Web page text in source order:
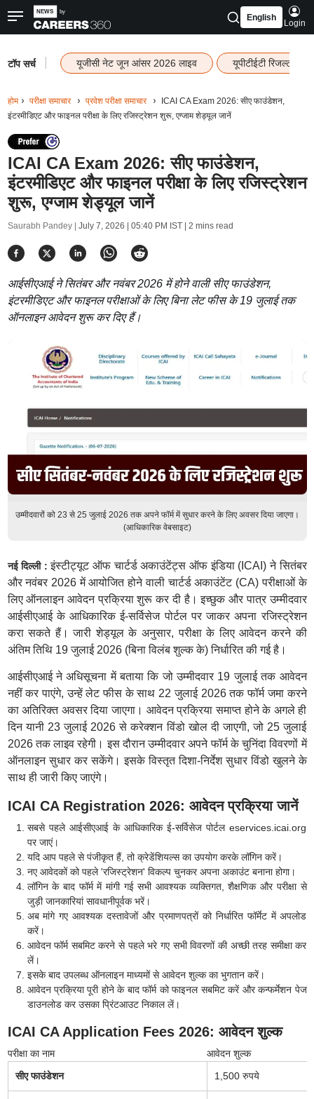
English
Login
टॉप सर्च यूजीसी नेट जून आंसर 2026 लाइव यूपीटीईटी रिजल्ट
होम परीक्षा समाचार प्रवेश परीक्षा समाचार
ICAI CA Exam 2026: सीए फाउंडेशन,
इंटरमीडिएट और फाइनल परीक्षा के लिए रजिस्ट्रेशन शुरू, एग्जाम शेड्यूल जानें
ICAI CA Exam 2026: सीए फाउंडेशन,
इंटरमीडिएट और फाइनल परीक्षा के लिए रजिस्ट्रेशन
शुरू, एग्जाम शेड्यूल जानें
Saurabh Pandey | July 7, 2026 | 05:40 PM IST| 2 mins read
आईसीएआई ने सितंबर और नवंबर 2026 में होने वाली सीए फाउंडेशन,
इंटरमीडिएट और फाइनल परीक्षाओं के लिए बिना लेट फीस के 19 जुलाई तक
ऑनलाइन आवेदन शुरू कर दिए हैं।
उम्मीदवारों को 23 से 25 जुलाई 2026 तक अपने फॉर्म में सुधार करने के लिए अवसर दिया जाएगा।
(आधिकारिक वेबसाइट)
नई दिल्ली :इंस्टीट्यूट ऑफ चार्टर्ड अकाउंटेंट्स ऑफ इंडिया (ICAI) ने सितंबर
और नवंबर 2026 में आयोजित होने वाली चार्टर्ड अकाउंटेंट (CA) परीक्षाओं के
लिए ऑनलाइन आवेदन प्रक्रिया शुरू कर दी है। इच्छुक और पात्र उम्मीदवार
आईसीएआई के आधिकारिक ई-सर्विसेज पोर्टल पर जाकर अपना रजिस्ट्रेशन
करा सकते हैं। जारी शेड्यूल के अनुसार, परीक्षा के लिए आवेदन करने की
अंतिम तिथि 19 जुलाई 2026 (बिना विलंब शुल्क के) निर्धारित की गई है।
आईसीएआई ने अधिसूचना में बताया कि जो उम्मीदवार 19 जुलाई तक आवेदन
नहीं कर पाएंगे, उन्हें लेट फीस के साथ 22 जुलाई 2026 तक फॉर्म जमा करने
का अतिरिक्त अवसर दिया जाएगा। आवेदन प्रक्रिया समाप्त होने के अगले ही
दिन यानी 23 जुलाई 2026 से करेक्शन विंडो खोल दी जाएगी, जो 25 जुलाई
2026 तक लाइव रहेगी। इस दौरान उम्मीदवार अपने फॉर्म के चुनिंदा विवरणों में
ऑनलाइन सुधार कर सकेंगे। इसके विस्तृत दिशा-निर्देश सुधार विंडो खुलने के
साथ ही जारी किए जाएंगे।
ICAI CA Registration 2026: आवेदन प्रक्रिया जानें
सबसे पहले आईसीएआई के आधिकारिक ई-सर्विसेज पोर्टल eservices.icai.org
पर जाएं।
यदि आप पहले से पंजीकृत हैं, तो क्रेडेंशियल्स का उपयोग करके लॉगिन करें।
नए आवेदकों को पहले 'रजिस्ट्रेशन' विकल्प चुनकर अपना अकाउंट बनाना होगा।
लॉगिन के बाद फॉर्म में मांगी गई सभी आवश्यक व्यक्तिगत, शैक्षणिक और परीक्षा से
जुड़ी जानकारियां सावधानीपूर्वक भरें।
अब मांगे गए आवश्यक दस्तावेजों और प्रमाणपत्रों को निर्धारित फॉर्मेट में अपलोड
करें।
आवेदन फॉर्म सबमिट करने से पहले भरे गए सभी विवरणों की अच्छी तरह समीक्षा कर
लें।
इसके बाद उपलब्ध ऑनलाइन माध्यमों से आवेदन शुल्क का भुगतान करें।
आवेदन प्रक्रिया पूरी होने के बाद फॉर्म को फाइनल सबमिट करें और कन्फर्मेशन पेज
डाउनलोड कर उसका प्रिंटआउट निकाल लें।
ICAI CA Application Fees 2026: आवेदन शुल्क
परीक्षा का नाम
आवेदन शुल्क
सीए फाउंडेशन
1,500 रुपये